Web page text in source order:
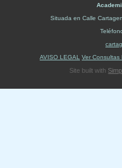
Situada en Calle
AVISO LEGAL
Ver Consultas
Site built with